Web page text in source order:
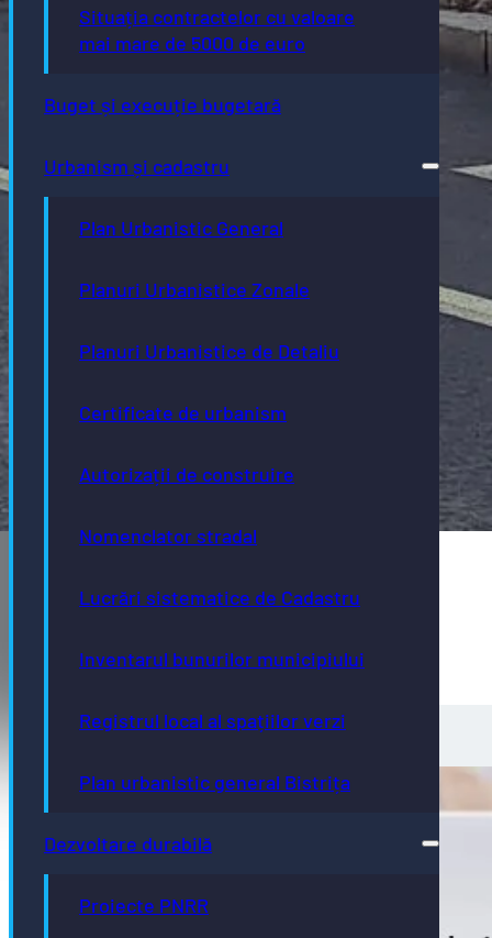
Situația contractelor cu valoare
mai mare de 5000 de euro
Buget și execuție bugetară
Urbanism și cadastru
Plan Urbanistic General
Planuri Urbanistice Zonale
Planuri Urbanistice de Detaliu
Certificate de urbanism
Autorizații de construire
Nomenclator stradal
Lucrări sistematice de Cadastru
Inventarul bunurilor municipiului
Registrul local al spațiilor verzi
Plan urbanistic general Bistrița
Dezvoltare durabilă
Proiecte PNRR